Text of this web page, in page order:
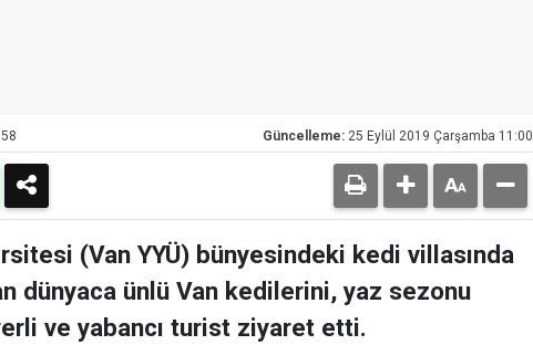
Güncelleme: 25 Eylül 2019 Çarşamba 11:00
(Van YYÜ) bünyesindeki kedi villasında
dünyaca ünlü Van kedilerini, yaz sezonu
ve yabancı turist ziyaret etti.